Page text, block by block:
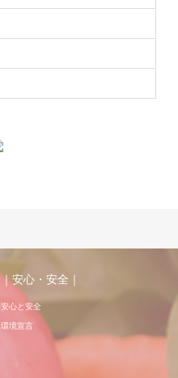
｜安心・安全｜
安心と安全
環境宣言